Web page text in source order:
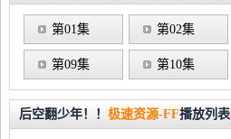
第01集 第02集
第09集 第10集
后空翻少年！！ 极速资源-FF播放列表